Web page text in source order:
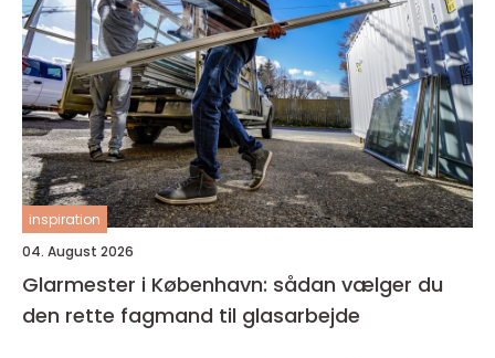
inspiration
04. August 2026
Glarmester i København: sådan vælger du
den rette fagmand til glasarbejde